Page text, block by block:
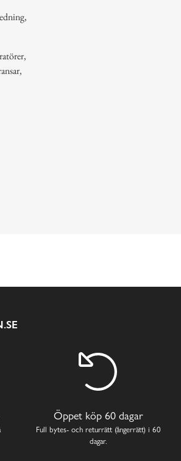
Öppet köp 60 dagar
Full bytes- och returrätt (ångerrätt) i 60
dagar.